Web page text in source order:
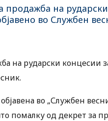
продажба на
во Службен
на рударски концесии
во „Службен
помалку од декрет за